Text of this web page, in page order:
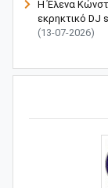
Η Έλενα
εκρηκτικό DJ
(13-07-2026)